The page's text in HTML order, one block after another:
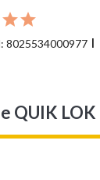
8025534000977
QUIK